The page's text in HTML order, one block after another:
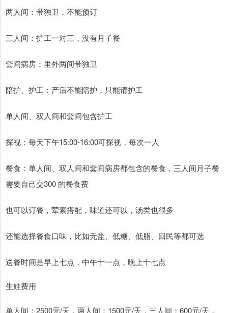
两人间：带独卫，不能预订
三人间：护工一对三，没有月子餐
套间病房：里外两间带独卫
陪护、护工：产后不能陪护，只能请护工
单人间、双人间和套间包含护工
探视：每天下午15:00-16:00可探视，每次一人
餐食：单人间、双人间和套间病房都包含的餐食，三人间月子餐
需要自己交300 的餐食费
也可以订餐，荤素搭配，味道还可以，汤类也很多
还能选择餐食口味，比如无盐、低糖、低脂、回民等都可选
送餐时间是早上七点，中午十一点，晚上十七点
生娃费用
单人间：2500元/天，两人间：1500元/天，三人间：600元/天，